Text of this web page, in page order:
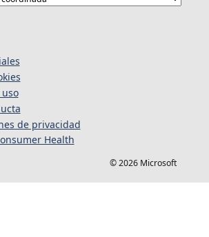
de privacidad
Health
© 2026 Microsoft